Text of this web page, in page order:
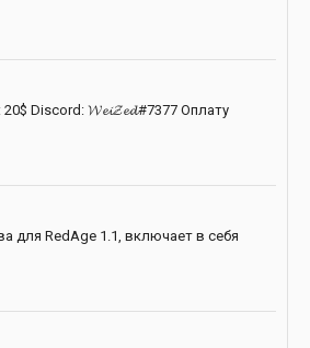
Discord: 𝓦𝓮𝓲𝓩𝓮𝓭#7377 Оплату
для RedAge 1.1, включает в себя